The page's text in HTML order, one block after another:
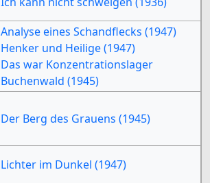
Analyse eines Schandflecks (1947)
Henker und Heilige (1947)
Das war Konzentrationslager
Buchenwald (1945)
Der Berg des Grauens (1945)
Lichter im Dunkel (1947)